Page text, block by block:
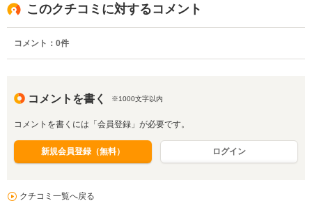
このクチコミに対するコメント
コメント： 0件
コメントを書く ※1000文字以内
コメントを書くには「会員登録」が必要です。
新規会員登録（無料） ログイン
クチコミ一覧へ戻る